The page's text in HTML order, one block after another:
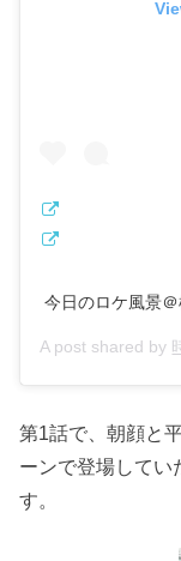
今日のロケ風景
A post shared by
第1話で、朝顔と
ーンで登場してい
す。